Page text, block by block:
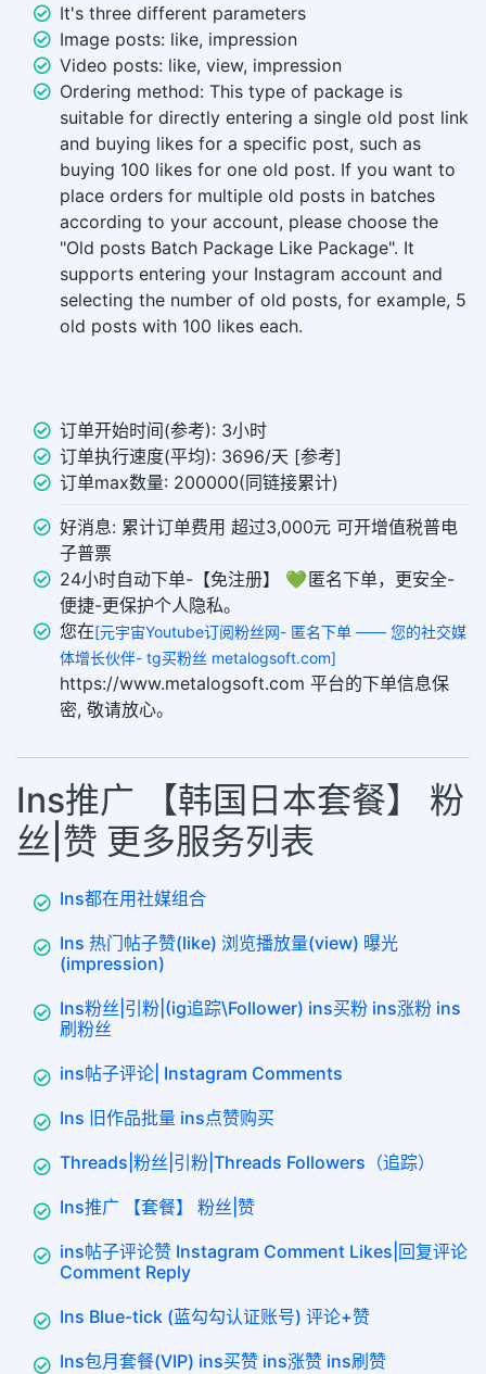
It's three different parameters
Image posts: like, impression
Video posts: like, view, impression
Ordering method: This type of package is
suitable for directly entering a single old post link
and buying likes for a specific post, such as
buying 100 likes for one old post. If you want to
place orders for multiple old posts in batches
according to your account, please choose the
"Old posts Batch Package Like Package". It
supports entering your Instagram account and
selecting the number of old posts, for example, 5
old posts with 100 likes each.
订单开始时间(参考): 3小时
订单执行速度(平均): 3696/天 [参考]
订单max数量: 200000(同链接累计)
好消息: 累计订单费用 超过3,000元 可开增值税普电
子普票
24小时自动下单-【免注册】 💚 匿名下单，更安全-
便捷-更保护个人隐私。
您在[元宇宙Youtube订阅粉丝网- 匿名下单 —— 您的社交媒
体增长伙伴- tg买粉丝 metalogsoft.com]
https://www.metalogsoft.com 平台的下单信息保
密, 敬请放心。
Ins推广 【韩国日本套餐】 粉
丝|赞 更多服务列表
Ins都在用社媒组合
Ins 热门帖子赞(like) 浏览播放量(view) 曝光
(impression)
Ins粉丝|引粉|(ig追踪\Follower) ins买粉 ins涨粉 ins
刷粉丝
ins帖子评论| Instagram Comments
Ins 旧作品批量 ins点赞购买
Threads|粉丝|引粉|Threads Followers（追踪）
Ins推广 【套餐】 粉丝|赞
ins帖子评论赞 Instagram Comment Likes|回复评论
Comment Reply
Ins Blue-tick (蓝勾勾认证账号) 评论+赞
Ins包月套餐(VIP) ins买赞 ins涨赞 ins刷赞